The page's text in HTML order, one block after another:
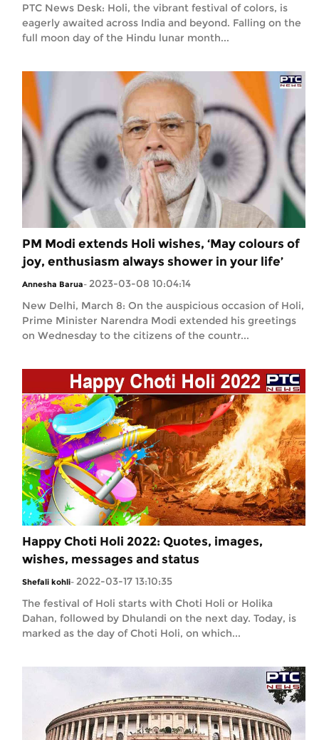
PTC News Desk: Holi, the vibrant festival of colors, is
eagerly awaited across India and beyond. Falling on the
full moon day of the Hindu lunar month...
PM Modi extends Holi wishes, ‘May colours of
joy, enthusiasm always shower in your life’
Annesha Barua- 2023-03-08 10:04:14
New Delhi, March 8: On the auspicious occasion of Holi,
Prime Minister Narendra Modi extended his greetings
on Wednesday to the citizens of the countr...
Happy Choti Holi 2022: Quotes, images,
wishes, messages and status
Shefali kohli- 2022-03-17 13:10:35
The festival of Holi starts with Choti Holi or Holika
Dahan, followed by Dhulandi on the next day. Today, is
marked as the day of Choti Holi, on which...